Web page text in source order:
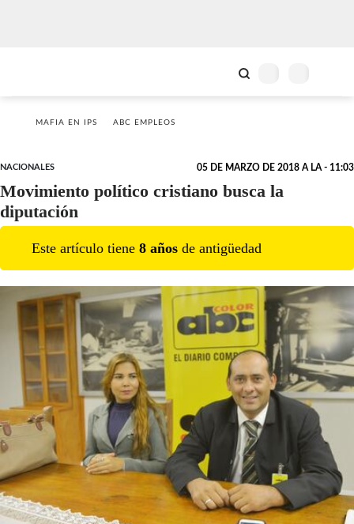
MAFIA EN IPS ABC EMPLEOS
NACIONALES 05 DE MARZO DE 2018 A LA - 11:03
Movimiento político cristiano busca la
diputación
Este artículo tiene 8 años de antigüedad